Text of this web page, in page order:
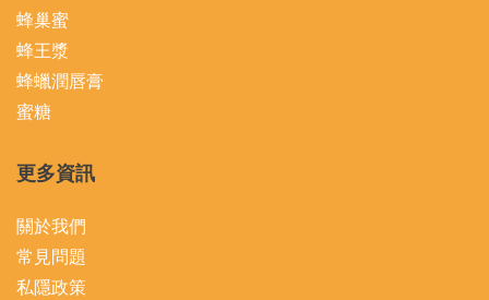
蜂巢蜜
蜂王漿
蜂蠟潤唇膏
蜜糖
更多資訊
關於我們
常見問題
私隱政策